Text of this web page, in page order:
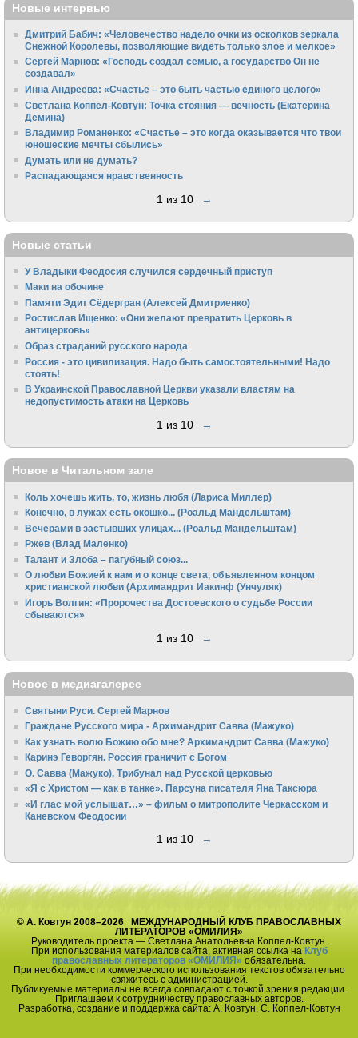
Новые интервью
Дмитрий Бабич: «Человечество надело очки из осколков зеркала
Снежной Королевы, позволяющие видеть только злое и мелкое»
Сергей Марнов: «Господь создал семью, а государство Он не
создавал»
Инна Андреева: «Счастье – это быть частью единого целого»
Светлана Коппел-Ковтун: Точка стояния — вечность (Екатерина
Демина)
Владимир Романенко: «Счастье – это когда оказывается что твои
юношеские мечты сбылись»
Думать или не думать?
Распадающаяся нравственность
1 из 10 →
Новые статьи
У Владыки Феодосия случился сердечный приступ
Маки на обочине
Памяти Эдит Сёдергран (Алексей Дмитриенко)
Ростислав Ищенко: «Они желают превратить Церковь в
антицерковь»
Образ страданий русского народа
Россия - это цивилизация. Надо быть самостоятельными! Надо
стоять!
В Украинской Православной Церкви указали властям на
недопустимость атаки на Церковь
1 из 10 →
Новое в Читальном зале
Коль хочешь жить, то, жизнь любя (Лариса Миллер)
Конечно, в лужах есть окошко... (Роальд Мандельштам)
Вечерами в застывших улицах... (Роальд Мандельштам)
Ржев (Влад Маленко)
Талант и Злоба – пагубный союз...
О любви Божией к нам и о конце света, объявленном концом
христианской любви (Архимандрит Иакинф (Унчуляк)
Игорь Волгин: «Пророчества Достоевского о судьбе России
сбываются»
1 из 10 →
Новое в медиагалерее
Святыни Руси. Сергей Марнов
Граждане Русского мира - Архимандрит Савва (Мажуко)
Как узнать волю Божию обо мне? Архимандрит Савва (Мажуко)
Каринэ Геворгян. Россия граничит с Богом
О. Савва (Мажуко). Трибунал над Русской церковью
«Я с Христом — как в танке». Парсуна писателя Яна Таксюра
«И глас мой услышат…» – фильм о митрополите Черкасском и
Каневском Феодосии
1 из 10 →
© А. Ковтун 2008–2026 МЕЖДУНАРОДНЫЙ КЛУБ ПРАВОСЛАВНЫХ
ЛИТЕРАТОРОВ «ОМИЛИЯ»
Руководитель проекта — Светлана Анатольевна Коппел-Ковтун.
При использования материалов сайта, активная ссылка на Клуб
православных литераторов «ОМИЛИЯ» обязательна.
При необходимости коммерческого использования текстов обязательно
свяжитесь с администрацией.
Публикуемые материалы не всегда совпадают с точкой зрения редакции.
Приглашаем к сотрудничеству православных авторов.
Разработка, создание и поддержка сайта: А. Ковтун, С. Коппел-Ковтун